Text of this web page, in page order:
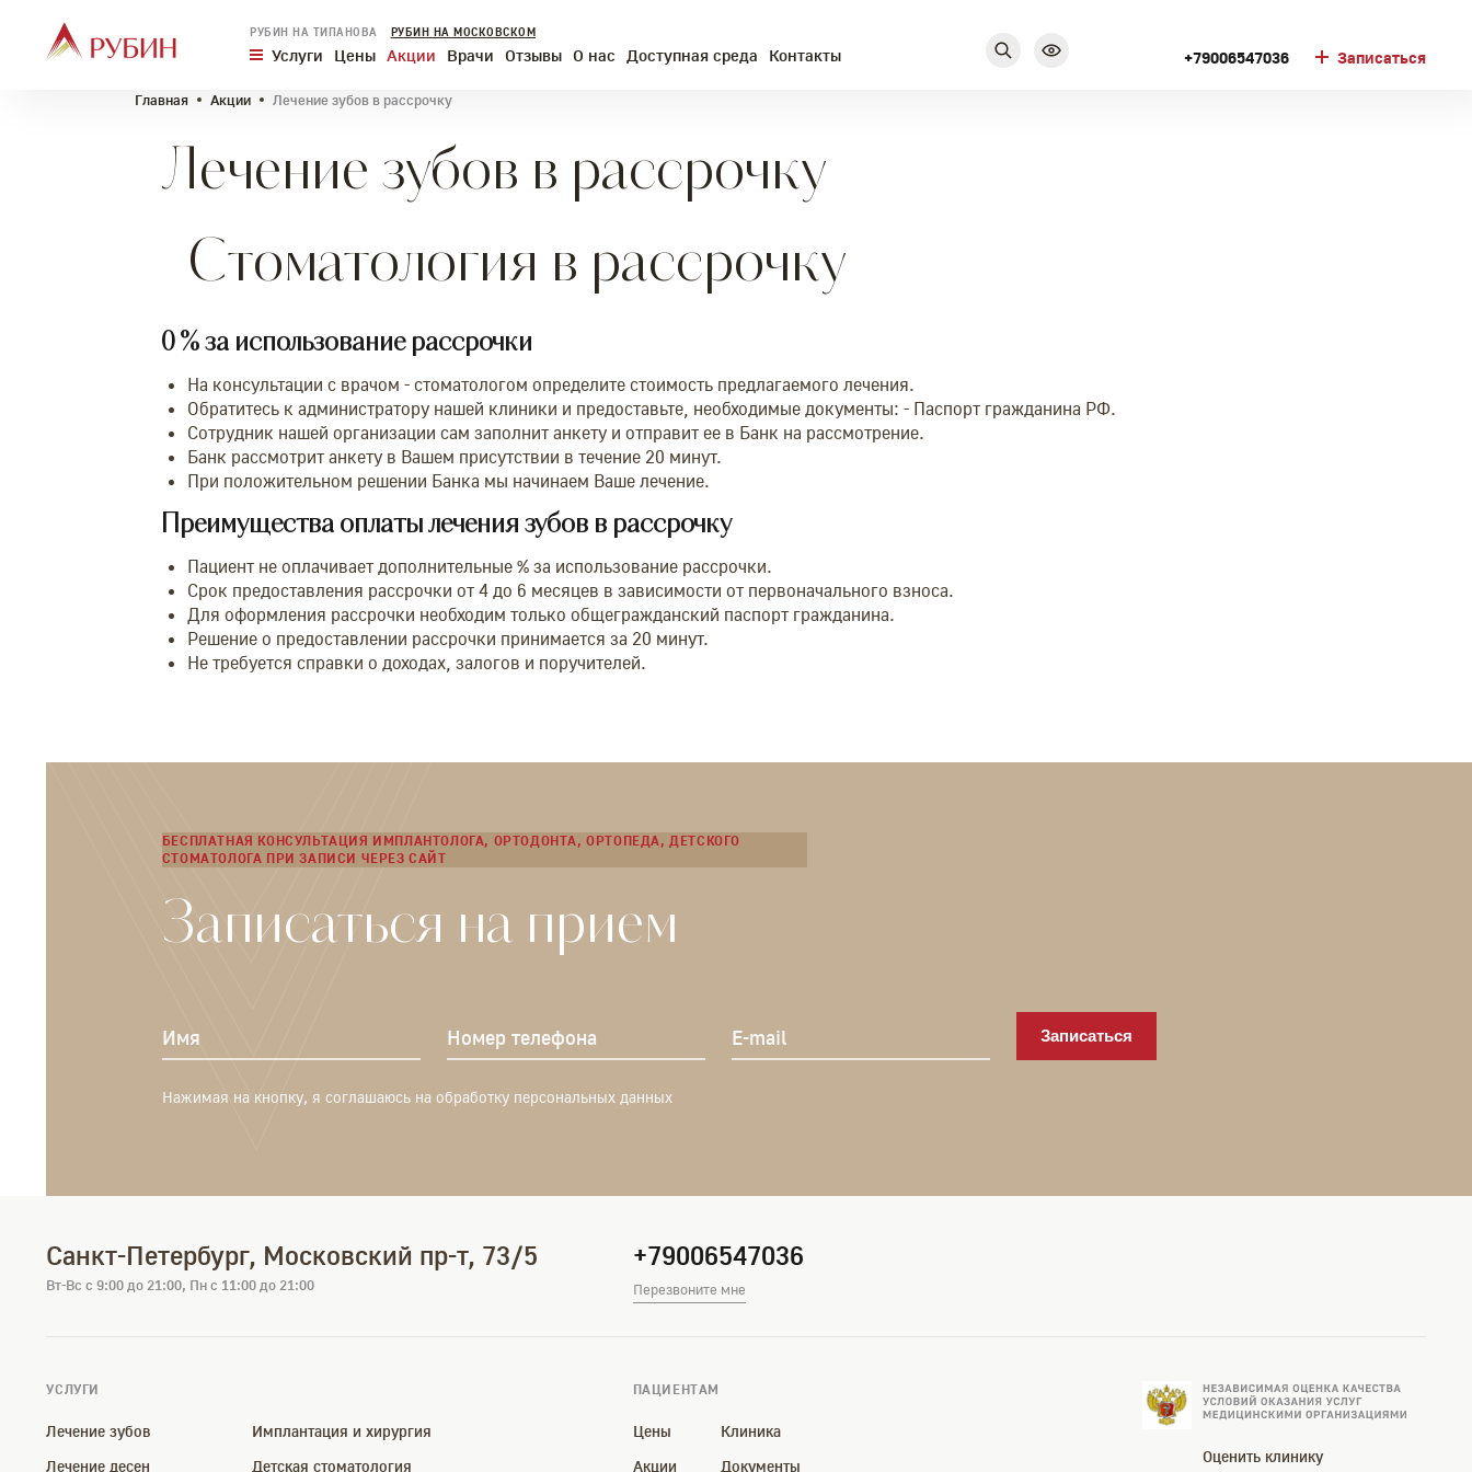
РУБИН НА ТИПАНОВА РУБИН НА МОСКОВСКОМ
Услуги Цены Акции Врачи Отзывы О нас Доступная среда Контакты +79006547036 Записаться
Главная Акции Лечение зубов в рассрочку
Лечение зубов в рассрочку
Стоматология в рассрочку
0 % за использование рассрочки
На консультации с врачом - стоматологом определите стоимость предлагаемого лечения.
Обратитесь к администратору нашей клиники и предоставьте, необходимые документы: - Паспорт гражданина РФ.
Сотрудник нашей организации сам заполнит анкету и отправит ее в Банк на рассмотрение.
Банк рассмотрит анкету в Вашем присутствии в течение 20 минут.
При положительном решении Банка мы начинаем Ваше лечение.
Преимущества оплаты лечения зубов в рассрочку
Пациент не оплачивает дополнительные % за использование рассрочки.
Срок предоставления рассрочки от 4 до 6 месяцев в зависимости от первоначального взноса.
Для оформления рассрочки необходим только общегражданский паспорт гражданина.
Решение о предоставлении рассрочки принимается за 20 минут.
Не требуется справки о доходах, залогов и поручителей.
БЕСПЛАТНАЯ КОНСУЛЬТАЦИЯ ИМПЛАНТОЛОГА, ОРТОДОНТА, ОРТОПЕДА, ДЕТСКОГО
СТОМАТОЛОГА ПРИ ЗАПИСИ ЧЕРЕЗ САЙТ
Записаться на прием
Имя Номер телефона E-mail Записаться
Нажимая на кнопку, я соглашаюсь на обработку персональных данных
Санкт-Петербург, Московский пр-т, 73/5
Вт-Вс с 9:00 до 21:00, Пн с 11:00 до 21:00
+79006547036
Перезвоните мне
УСЛУГИ
Лечение зубов
Лечение десен
Имплантация и хирургия
Детская стоматология
ПАЦИЕНТАМ
Цены
Акции
Клиника
Документы
Оценить клинику